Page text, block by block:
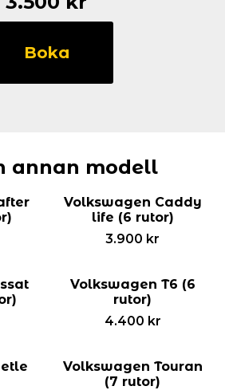
Boka
annan modell
Volkswagen Caddy
life (6 rutor)
3.900 kr
Volkswagen T6 (6
rutor)
4.400 kr
Volkswagen Touran
(7 rutor)